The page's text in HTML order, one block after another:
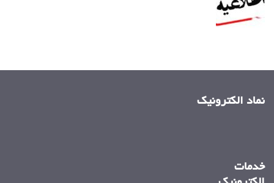
نماد الکترونیک
خدمات